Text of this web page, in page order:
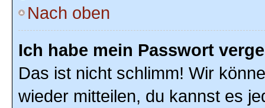
Nach oben
Ich habe mein Passwort
Das ist nicht schlimm! Wir
wieder mitteilen, du kannst es